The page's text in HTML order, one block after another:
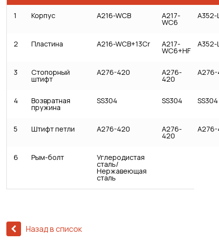
1 Корпус A216-WCB A217-
WC6
A352-
2 Пластина A216-WCB+13Cr A217-
WC6+HF
A352-
3 Стопорный
штифт
A276-420 A276-
420
4 Возвратная
пружина
SS304 SS304 SS304
5 Штифт петли A276-420 A276-
420
6 Рым-болт Углеродистая
сталь/
Нержавеющая
сталь
Назад в список